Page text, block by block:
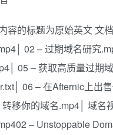
容的标题为原始英文 文
02 – 过期域名研究
05 – 获取高质量过期
06 – 在Afternic上出
移你的域名.mp4│ 域
– Unstoppable